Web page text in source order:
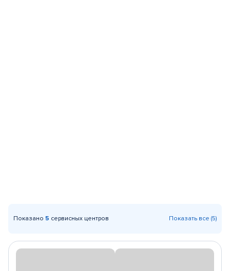
Показано 5 сервисных центров Показать все (5)